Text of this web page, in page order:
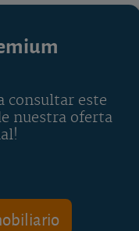
consultar este
nuestra oferta